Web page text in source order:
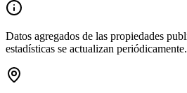
Datos agregados de las propiedades
estadísticas se actualizan periódicamente.